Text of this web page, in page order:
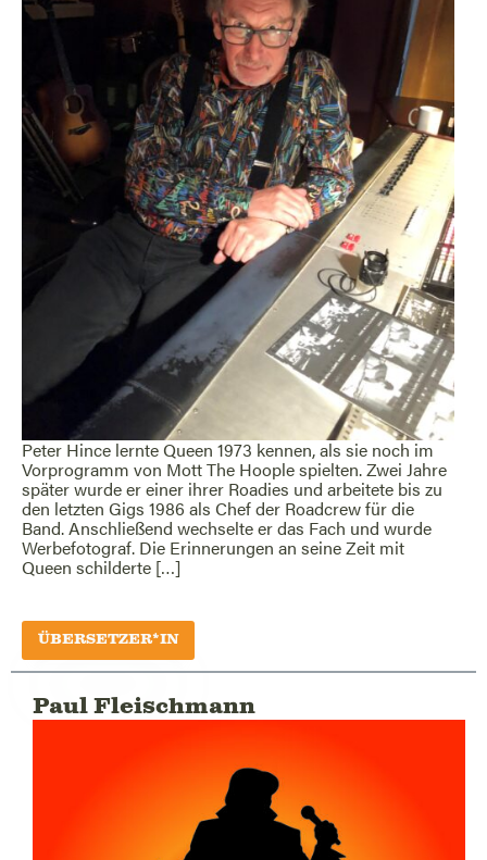
Peter Hince lernte Queen 1973 kennen, als sie noch im
Vorprogramm von Mott The Hoople spielten. Zwei Jahre
später wurde er einer ihrer Roadies und arbeitete bis zu
den letzten Gigs 1986 als Chef der Roadcrew für die
Band. Anschließend wechselte er das Fach und wurde
Werbefotograf. Die Erinnerungen an seine Zeit mit
Queen schilderte […]
ÜBERSETZER*IN
Paul Fleischmann